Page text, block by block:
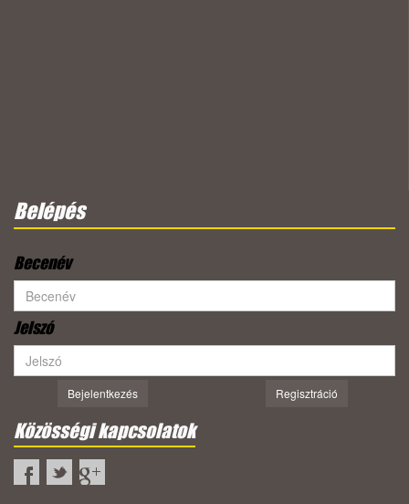
Belépés
Becenév
Jelszó
Bejelentkezés Regisztráció
Közösségi kapcsolatok